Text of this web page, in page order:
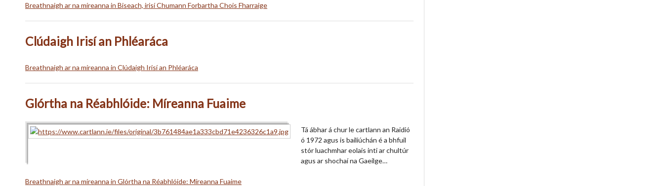
Breathnaigh ar na míreanna in Biseach, irisí Chumann Forbartha Chois Fharraige
Clúdaigh Irisí an Phléaráca
Breathnaigh ar na míreanna in Clúdaigh Irisí an Phléaráca
Glórtha na Réabhlóide: Míreanna Fuaime
Tá ábhar á chur le cartlann an Raidió
ó 1972 agus is bailiúchán é a bhfuil
stór luachmhar eolais inti ar chultúr
agus ar shochaí na Gaeilge…
Breathnaigh ar na míreanna in Glórtha na Réabhlóide: Míreanna Fuaime